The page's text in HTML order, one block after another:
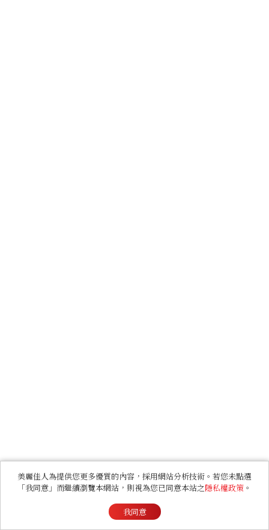
美麗佳人為提供您更多優質的內容，採用網站分析技術。若您未點選
「我同意」而繼續瀏覽本網站，則視為您已同意本站之隱私權政策 。
我同意